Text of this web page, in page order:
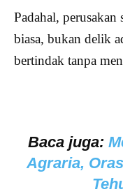
Padahal,
biasa, bukan delik
bertindak tanpa
Baca juga:
Agraria,